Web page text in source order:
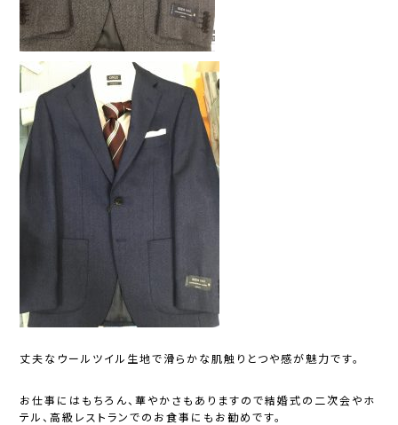
丈夫なウールツイル生地で滑らかな肌触りとつや感が魅力です。
お仕事にはもちろん、華やかさもありますので結婚式の二次会やホ
テル、高級レストランでのお食事にもお勧めです。